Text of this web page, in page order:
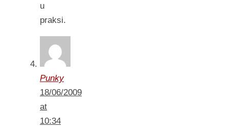
u
praksi.
Punky
18/06/2009
at
10:34